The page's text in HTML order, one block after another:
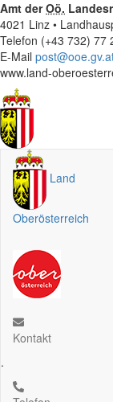
Amt derOö.
4021 Linz •
Telefon (+43 732) 77
E-Mail
www.land-
Land
Oberösterreich
Kontakt
.